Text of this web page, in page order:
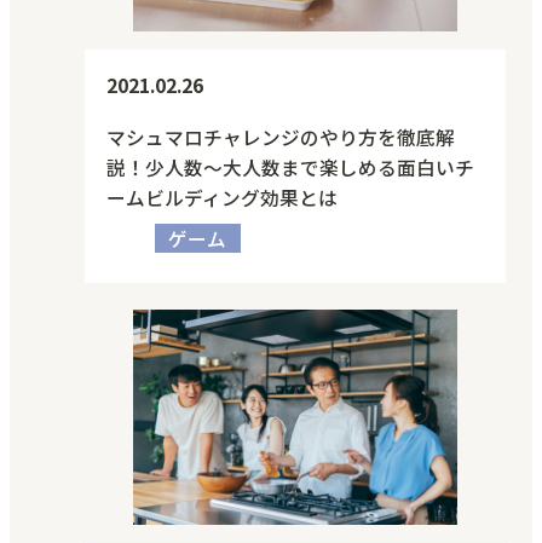
2021.02.26
マシュマロチャレンジのやり方を徹底解
説！少人数〜大人数まで楽しめる面白いチ
ームビルディング効果とは
ゲーム